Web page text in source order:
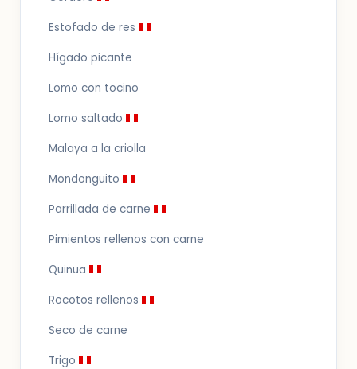
Estofado de res
Hígado picante
Lomo con tocino
Lomo saltado
Malaya a la criolla
Mondonguito
Parrillada de carne
Pimientos rellenos con carne
Quinua
Rocotos rellenos
Seco de carne
Trigo